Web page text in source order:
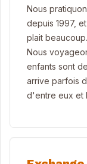
Sud
Nous
depuis 1997,
plait beaucoup.
Nous
enfants sont
arrive parfois
d'entre eux et